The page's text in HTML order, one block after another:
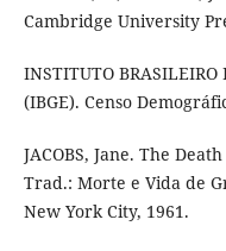
Cambridge University
INSTITUTO BRASILEIRO
(IBGE). Censo
JACOBS, Jane. The
Trad.: Morte e Vida de
New York City, 1961.